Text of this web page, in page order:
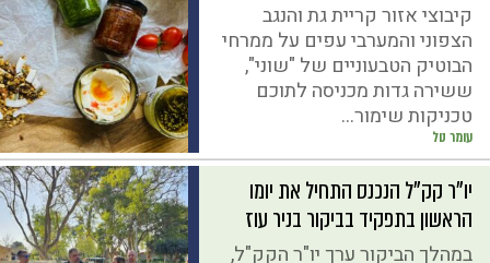
עומר טל
קיבוצי אזור קריית גת והנגב
הצפוני והמערבי עפים על ממרחי
הבוטיק הטבעוניים של "שוני",
ששירה גדות מכניסה לתוכם
טכניקות שימור...
יו"ר קק"ל הנכנס התחיל את יומו
הראשון בתפקיד בביקור בניר עוז
במהלך הביקור ערך יו"ר הקק"ל,